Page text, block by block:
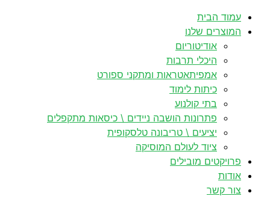
לדלג
לתוכן
עמוד הבית
המוצרים שלנו
אודיטוריום
היכלי תרבות
אמפיתאטראות ומתקני ספורט
כיתות לימוד
בתי קולנוע
פתרונות הושבה ניידים \ כיסאות מתקפלים
יציעים \ טריבונה טלסקופית
ציוד לעולם המוסיקה
פרויקטים מובילים
אודות
צור קשר